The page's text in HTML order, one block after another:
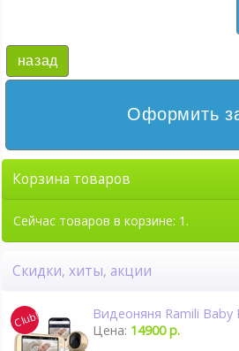
назад
Оформить
Корзина товаров
Сейчас товаров в корзине: 1.
Скидки, хиты, акции
Видеоняня Ramili Baby
Цена: 14900 р.